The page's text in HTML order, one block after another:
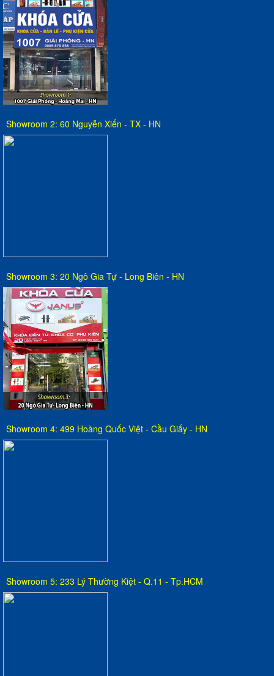
Showroom 2: 60 Nguyễn Xiển - TX - HN
Showroom 3: 20 Ngô Gia Tự - Long Biên - HN
Showroom 4: 499 Hoàng Quốc Việt - Cầu Giấy - HN
Showroom 5: 233 Lý Thường Kiệt - Q.11 - Tp.HCM